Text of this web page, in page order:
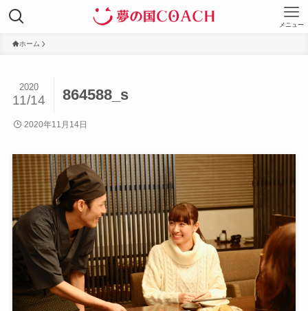
メニュー
ホーム
864588_s
2020
11/14
2020年11月14日